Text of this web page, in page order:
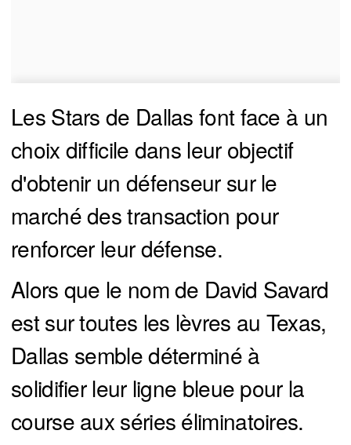
Les Stars de Dallas font face à un
choix difficile dans leur objectif
d'obtenir un défenseur sur le
marché des transaction pour
renforcer leur défense.
Alors que le nom de David Savard
est sur toutes les lèvres au Texas,
Dallas semble déterminé à
solidifier leur ligne bleue pour la
course aux séries éliminatoires.